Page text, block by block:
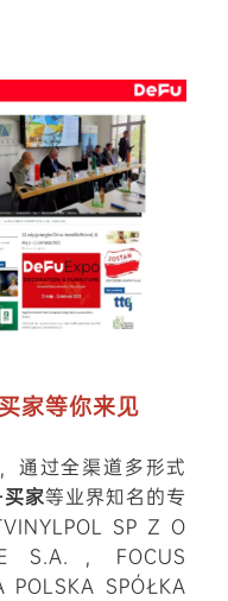
家等你来见
通过全渠道多形式
家等业界知名的专
SP Z O
S.A.，FOCUS
POLSKA SPÓŁKA